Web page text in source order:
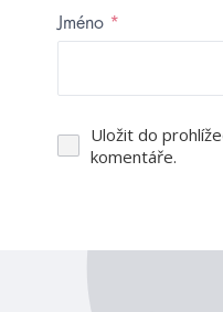
Jméno *
Uložit do
komentáře.